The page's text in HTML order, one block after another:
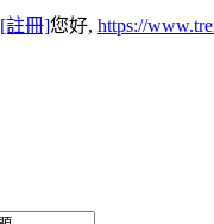
[註冊]您好, https://